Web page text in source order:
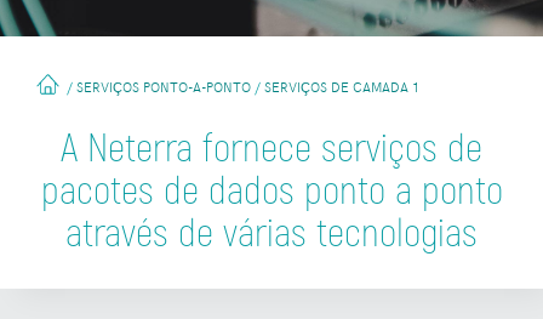
/SERVIÇOS PONTO-A-PONTO /SERVIÇOS DE CAMADA 1
A Neterra fornece serviços de
pacotes de dados ponto a ponto
através de várias tecnologias